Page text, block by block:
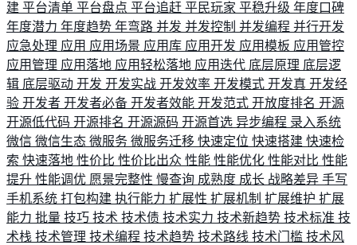
建 平台清单 平台盘点 平台追赶 平民玩家 平稳升级 年度口碑
年度潜力 年度趋势 年弯路 并发 并发控制 并发编程 并行开发
应急处理 应用 应用场景 应用库 应用开发 应用模板 应用管控
应用管理 应用落地 应用轻松落地 应用迭代 底层原理 底层逻
辑 底层驱动 开发 开发实战 开发效率 开发模式 开发真 开发经
验 开发者 开发者必备 开发者效能 开发范式 开放度排名 开源
开源低代码 开源排名 开源源码 开源首选 异步编程 录入系统
微信 微信生态 微服务 微服务迁移 快速定位 快速搭建 快速检
索 快速落地 性价比 性价比出众 性能 性能优化 性能对比 性能
提升 性能调优 愿景完整性 慢查询 成熟度 成长 战略差异 手写
手机系统 打包构建 执行能力 扩展性 扩展机制 扩展维护 扩展
能力 批量 技巧 技术 技术债 技术实力 技术新趋势 技术标准 技
术栈 技术管理 技术编程 技术趋势 技术路线 技术门槛 技术风